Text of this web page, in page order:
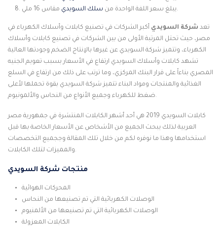
يبلغ سعر اللفة الواحدة من سلك السويدي مقاس 16 ملي.
تعد شركة السويدي أكبر الشركات في تصنيع كابلات وأسلاك الكهرباء في
مصر، حيث تحتل المرتبة الأولى من بين الشركات في تصنيع كابلات وأسلاك
الكهرباء، وتتميز شركة السويدي عن غيرها بالإنتاج الضخم وجودتها العالية
تشهد كابلات وأسلاك السويدي ارتفاع في الأسعار بسبب تعويم الجنيه
المصري بناءاً على قرار البنك المركزي، وما ترتب على ذلك من ارتفاع في السلع
الغذائية والمنتجات ومواد البناء تتميز شركة السويدي بقوة تحملها لأعلى
ضغط للكهرباء وجميع الأنواع من النحاس والألمونيوم.
كابلات السويدي 2019 هي أحد أشهر الكابلات المنتشرة في جمهورية مصر
العربية لذلك يبحث الجميع من الأشخاص عن الأسعار الخاصة بها قبل
استخدامها وهذا ما نوفره لكم من خلال تلك المقالة وججميع التخصصات
والمميزات لتلك الكابلات.
منتجات شركة السويدي
المحركات الهوائية
الوصلات الكهربائية التي تم تصنيعها من النحاس
الوصلات الكهربائية التي تم تصنيعها من الألمنيوم
الكابلات المعزولة